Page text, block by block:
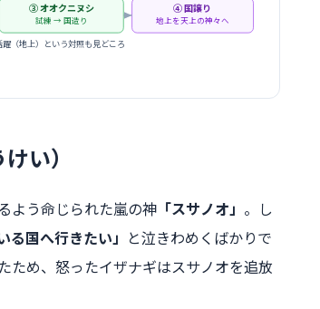
③ オオクニヌシ
試練 → 国造り
④ 国譲り
地上を天上の神々へ
（地上）という対照も見どころ
い）
よう命じられた嵐の神 「スサノオ」 。し
る国へ行きたい」 と泣きわめくばかりで
ため、怒ったイザナギはスサノオを追放